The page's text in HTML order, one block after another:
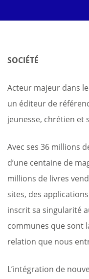
SOCIÉTÉ
Acteur majeur dans
un éditeur de
jeunesse, chrétien et
Avec ses 36 millions
d’une centaine de
millions de livres
sites, des
inscrit sa singularité
communes que sont
relation que nous
L’intégration de